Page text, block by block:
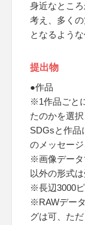
身近なとこ
考え、多く
となるよう
提出物
●作品
※1作品ごと
たのかを選
SDGsと作品
のメッセージ
※画像データ
以外の形式は
※長辺3000
※RAWデー
グは可、た